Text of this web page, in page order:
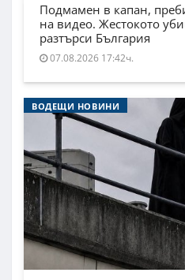
Подмамен в капан,
на видео. Жестокото
разтърси България
07.08.2026 17:42ч.
ВОДЕЩИ НОВИНИ